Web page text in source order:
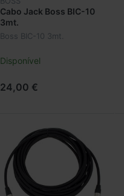
Cabo Jack Boss BIC-10
3mt.
Boss BIC-10 3mt.
Disponível
24,00 €